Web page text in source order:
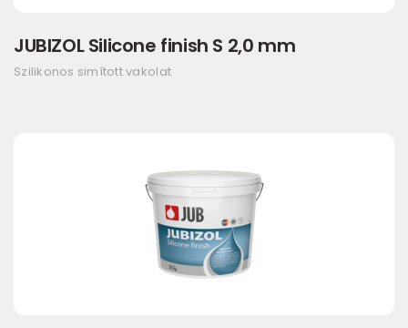
JUBIZOL Silicone finish S 2,0 mm
Szilikonos simított vakolat